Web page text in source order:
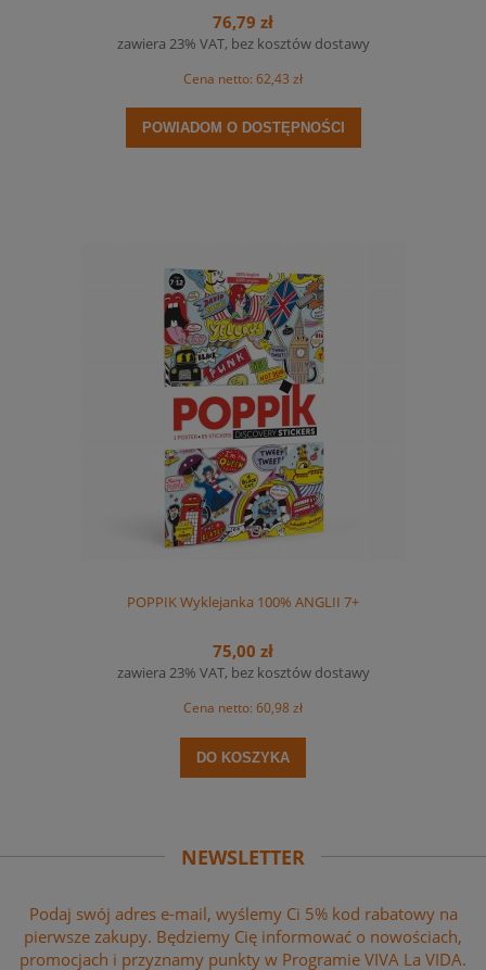
76,79 zł
zawiera 23% VAT, bez kosztów dostawy
Cena netto: 62,43 zł
POWIADOM O DOSTĘPNOŚCI
POPPIK Wyklejanka 100% ANGLII 7+
75,00 zł
zawiera 23% VAT, bez kosztów dostawy
Cena netto: 60,98 zł
DO KOSZYKA
NEWSLETTER
Podaj swój adres e-mail, wyślemy Ci 5% kod rabatowy na
pierwsze zakupy. Będziemy Cię informować o nowościach,
promocjach i przyznamy punkty w Programie VIVA La VIDA.